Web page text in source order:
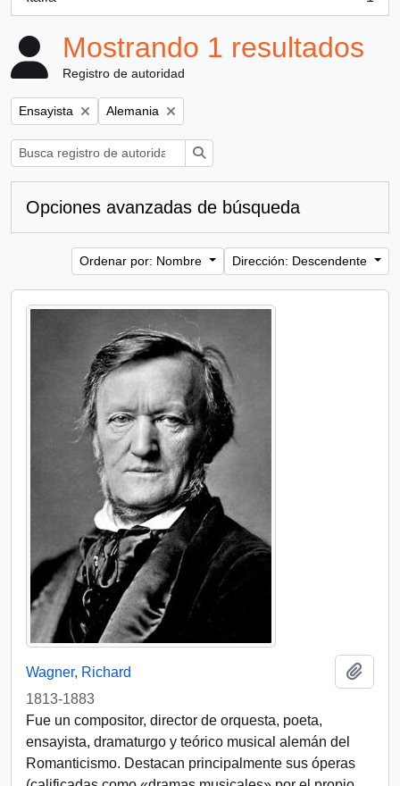
, 1 resultados
Mostrando 1 resultados
Registro de autoridad
Remove filter:
Ensayista Remove filter:
Alemania
Opciones avanzadas de búsqueda
Ordenar por: Nombre Dirección: Descendente
Wagner, Richard
1813-1883
Fue un compositor, director de orquesta, poeta,
ensayista, dramaturgo y teórico musical alemán del
Romanticismo. Destacan principalmente sus óperas